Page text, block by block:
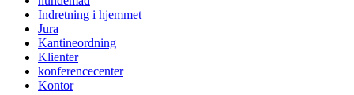
Indretning i hjemmet
Jura
Kantineordning
Klienter
konferencecenter
Kontor